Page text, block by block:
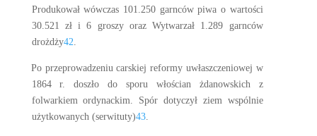
Produkował wówczas 101.250 garnców piwa o wartości
30.521 zł i 6 groszy oraz Wytwarzał 1.289 garnców
drożdży42.
Po przeprowadzeniu carskiej reformy uwłaszczeniowej w
1864 r. doszło do sporu włościan żdanowskich z
folwarkiem ordynackim. Spór dotyczył ziem wspólnie
użytkowanych (serwituty)43.